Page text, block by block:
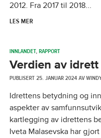
2012. Fra 2017 til 2018...
LES MER
INNLANDET,RAPPORT
Verdien av
PUBLISERT25. JANUAR 2024AV
Idrettens betydning og
aspekter av
kartlegging av idrettens
Iveta Malasevska har